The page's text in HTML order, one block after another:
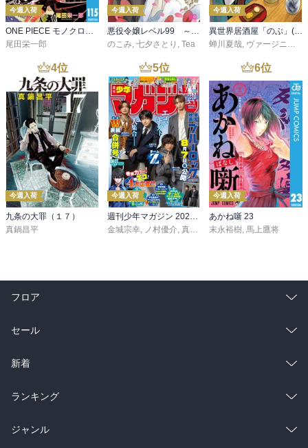
今週入荷
ONE PIECE モノクロ版 115
尾田栄一郎
今週入荷
悪役令嬢レベル99 ～私は裏ボスですが魔王ではありません～ その６
のこみ, 七夕さとり , Tea
今週入荷
異世界居酒屋「のぶ」(22)
蝉川夏哉, ヴァージニア二等兵
4位
今週入荷
九条の大罪（１７）
真鍋昌平
5位
今週入荷
週刊少年マガジン 2026年36・37号[2026年8月5日発売]
金城宗幸, ノ村優介, 真島ヒロ ,宮島礼吏,新川直司
6位
今週入荷
あかね噺 23
末永裕樹, 馬上鷹将
フロア
総合
ラノベ
雑誌・グラビア
BL・TL
セール
総合
ラノベ
雑誌・グラビア
新着
総合
ラノベ
ランキング
総合
ジャンル